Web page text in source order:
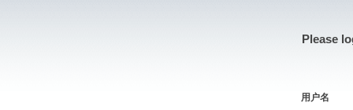
Please
用户名